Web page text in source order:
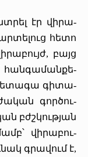
էր վի­րա­
հե­տո
բայց
հան­գա­ման­քե­
հե­տա­գա գի­տա­
գոր­ծու­
բժշկութ­յան
վի­րա­բու­
գրա­վում է,